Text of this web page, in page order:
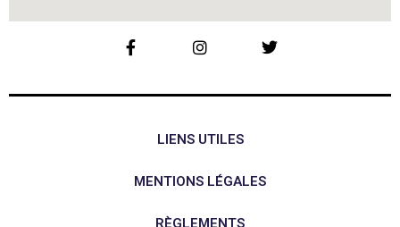
LIENS UTILES
MENTIONS LÉGALES
RÈGLEMENTS